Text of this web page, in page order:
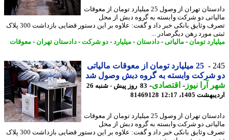
دادستان تهران از وصول 25 میلیارد تومان از معوقات
دو شرکت وابسته به گروه دبش از محل
تصرف وثایق بانکی خبر داد و گفت: علاوه بر این دستور قضایی بازداشت 300 پلاک
مورد رهن دیگرصادر ...
تومان-مالیاتی-دادستان-میلیارد-دو شرکت-دادستان تهران- معوقات
25 میلیارد تومان از معوقات مالیاتی
شرکت وابسته به گروه دبش وصول شد
آرا نیوز-اقتصادی-
83 روز پیش - شنبه 26
1405، 12:17
81469128
دادستان تهران از وصول 25 میلیارد تومان از معوقات
دو شرکت وابسته به گروه دبش از محل
تصرف وثایق بانکی خبر داد و گفت: علاوه بر این دستور قضایی بازداشت 300 پلاک